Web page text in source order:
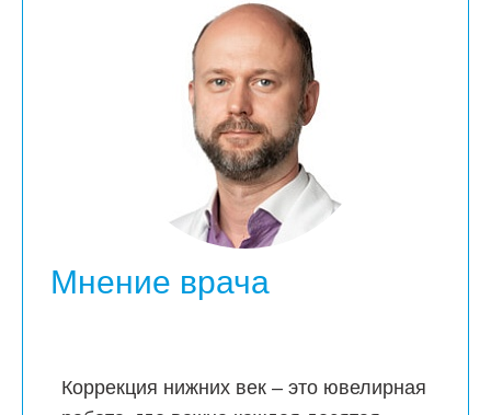
Мнение врача
Коррекция нижних век – это ювелирная